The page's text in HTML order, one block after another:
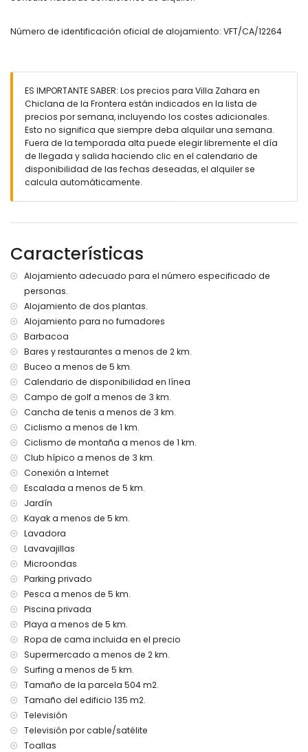
cuarto de baño con lavabo, ducha, váter y secadora de
piscina privada de 6m x 3m y 1,6m de profundidad
jardín bonito con césped, árboles y muebles de jardín con
tumbonas
terraza cubierta
barbacoa
ducha exterior
zona exterior para sentarse y zona exterior para comer
plaza de parking privada vallada
Más información
población más cercana: Chiclana de la Frontera (a menos
playa más cercana: La Barrosa (a menos de 5 kilómetros
de la villa)
puerto más cercano: Sancti Petri (a menos de 5 kilómetros
de la villa)
aeropuerto más cercano: Jerez (a menos de 50 kilómetros
de la villa)
segundo aeropuerto más cercano: Sevilla (> 100
kilómetros)
transporte público de la villa: autobús a menos de 2
kilómetros y tren a menos de 25 kilómetros
no se permite fumar
no se admiten mascotas
El alojamiento es muy apto para familias con niños
Instalaciones y servicios incluidos en el precio del alquiler
de la villa
internet (WiFi)
plancha de ropa y tabla de planchar
ropa de cama y toallas
Entretenimiento y actividades de ocio para sus vacaciones
en Chiclana de la Frontera, Costa de la Luz
cine, teatro, discoteca, club nocturno, bar y paseo (La
Barrosa) (a menos de 5 kilómetros de la casa)
Lugares de interés y cultura en Chiclana de la Frontera,
Costa de la Luz
museo (Museo de Chiclana, Museo del Vino y la Sal),
iglesia, castillo (Castillo de Sancti Petri), ruina (Sancti Petri),
monumento, edificio arquitectónico y lugar histórico (a
menos de 5 kilómetros del alojamiento)
Actividades deportivas
ciclismo de montaña y ciclismo (a menos de 1000 metros
de la villa)
tenis, golf (Novo Sancti Petri), equitación, escalada,
kayaking, pesca, buceo, surf y esquí acuático (a menos de
Número de identificación oficial de alojamiento: VFT/CA/12264
ES IMPORTANTE SABER: Los precios para Villa Zahara en
Chiclana de la Frontera están indicados en la lista de
precios por semana, incluyendo los costes adicionales.
Esto no significa que siempre deba alquilar una semana.
Fuera de la temporada alta puede elegir libremente el día
de llegada y salida haciendo clic en el calendario de
disponibilidad de las fechas deseadas, el alquiler se
calcula automáticamente.
Características
Alojamiento adecuado para el número especificado de
personas.
Alojamiento de dos plantas.
Alojamiento para no fumadores
Barbacoa
Bares y restaurantes a menos de 2 km.
Buceo a menos de 5 km.
Calendario de disponibilidad en línea
Campo de golf a menos de 3 km.
Cancha de tenis a menos de 3 km.
Ciclismo a menos de 1 km.
Ciclismo de montaña a menos de 1 km.
Club hípico a menos de 3 km.
Conexión a Internet
Escalada a menos de 5 km.
Jardín
Kayak a menos de 5 km.
Lavadora
Lavavajillas
Microondas
Parking privado
Pesca a menos de 5 km.
Piscina privada
Playa a menos de 5 km.
Ropa de cama incluida en el precio
Supermercado a menos de 2 km.
Surfing a menos de 5 km.
Tamaño de la parcela 504 m2.
Tamaño del edificio 135 m2.
Televisión
Televisión por cable/satélite
Toallas